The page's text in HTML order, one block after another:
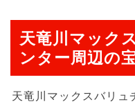
天竜川マック
ンター周辺の
天竜川マックスバリュ